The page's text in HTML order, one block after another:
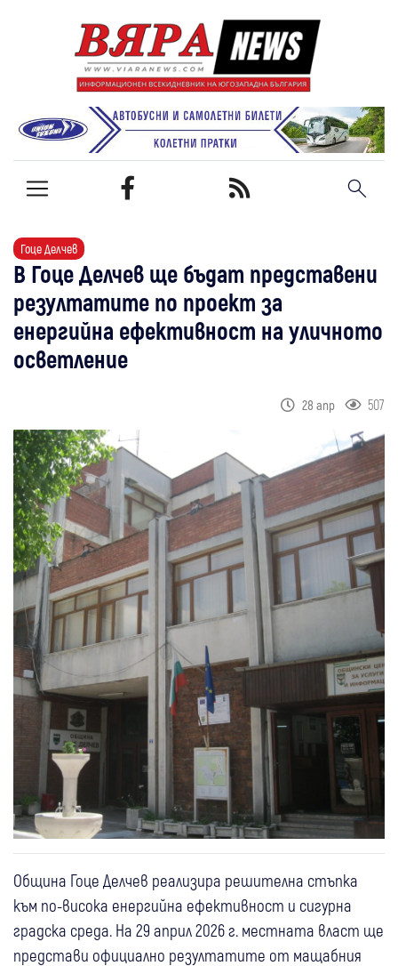
Гоце Делчев
В Гоце Делчев ще бъдат представени
резултатите по проект за
енергийна ефективност на уличното
осветление
28 апр 507
Община Гоце Делчев реализира решителна стъпка
към по-висока енергийна ефективност и сигурна
градска среда. На 29 април 2026 г. местната власт ще
представи официално резултатите от мащабния